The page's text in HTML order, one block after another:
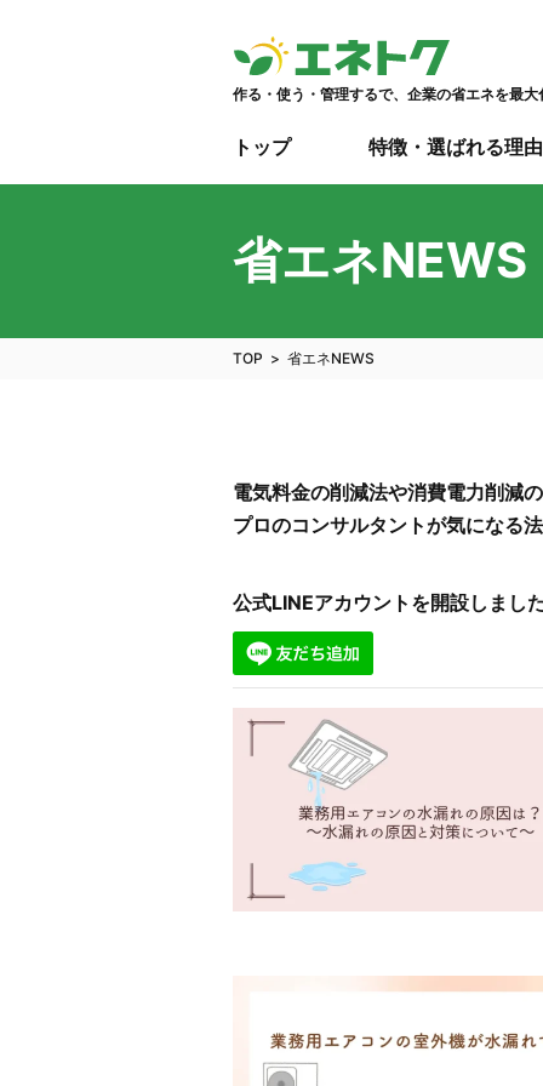
作る・使う・管理するで、企業の省エネを最大
トップ 特徴・選ばれる理由
省エネNEWS
TOP 省エネNEWS
電気料金の削減法や消費電力削減
プロのコンサルタントが気になる
公式LINEアカウントを開設しまし